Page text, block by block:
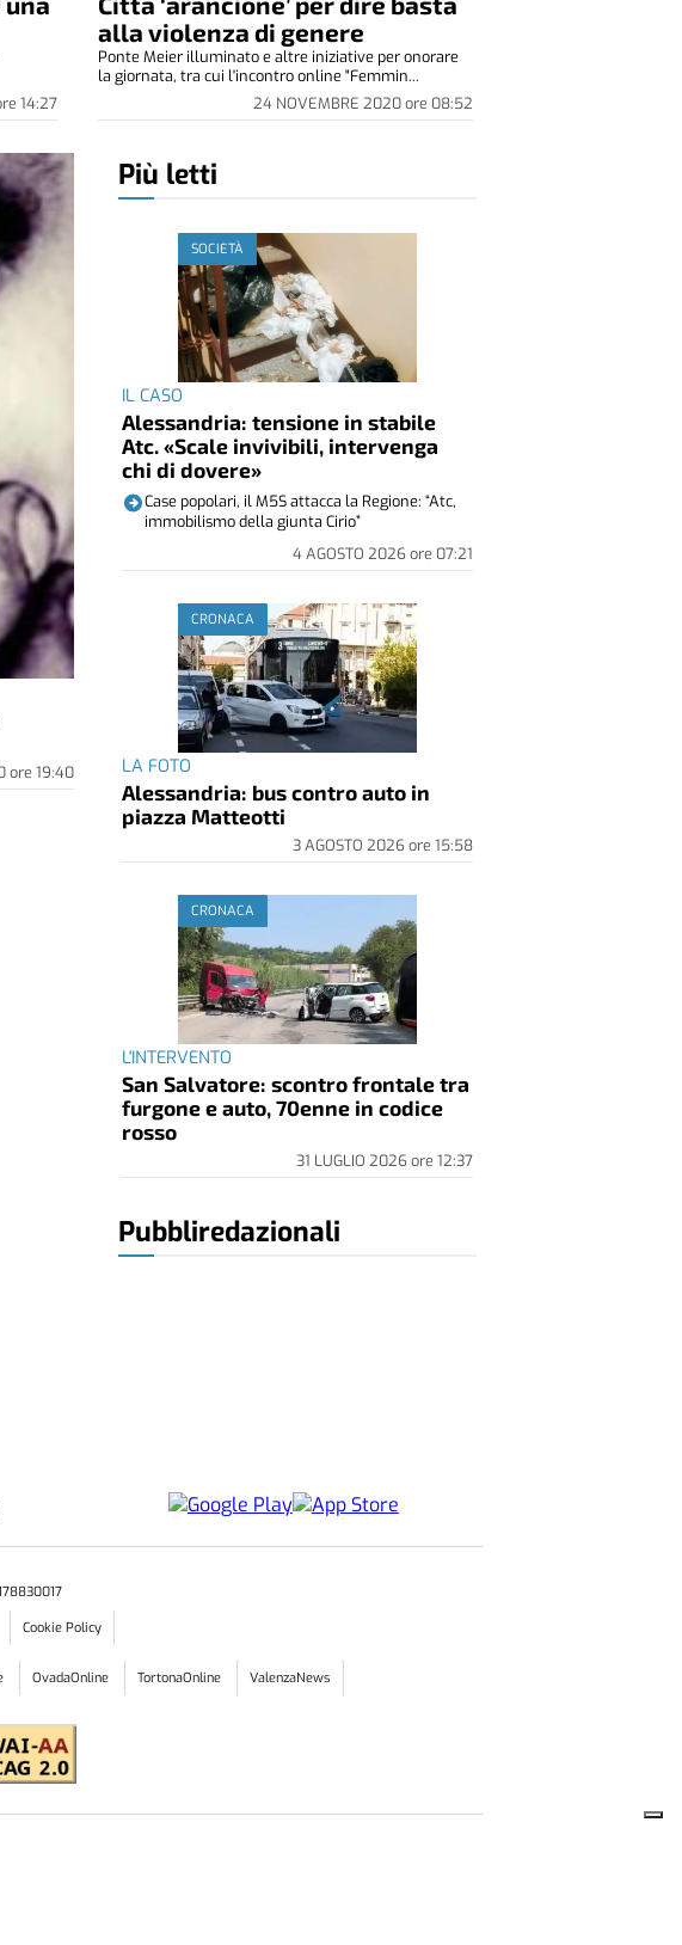
14:27
alla violenza di genere
24 NOVEMBRE 2020ore 08:52
Ponte Meier illuminato e altre iniziative per onorare
la giornata, tra cui l'incontro online "Femmin...
ore 19:40
Più letti
SOCIETÀ
IL CASO
Alessandria: tensione in stabile
Atc. «Scale invivibili, intervenga
chi di dovere»
4 AGOSTO 2026ore 07:21
Case popolari, il M5S attacca la Regione: “Atc,
immobilismo della giunta Cirio”
CRONACA
LA FOTO
Alessandria: bus contro auto in
piazza Matteotti
3 AGOSTO 2026ore 15:58
CRONACA
L'INTERVENTO
San Salvatore: scontro frontale tra
furgone e auto, 70enne in codice
rosso
31 LUGLIO 2026ore 12:37
Pubbliredazionali
Cookie Policy
OvadaOnline TortonaOnline ValenzaNews